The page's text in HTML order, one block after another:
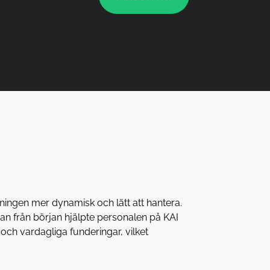
mer dynamisk och lätt att hantera.
från början hjälpte personalen på KAI
vardagliga funderingar, vilket